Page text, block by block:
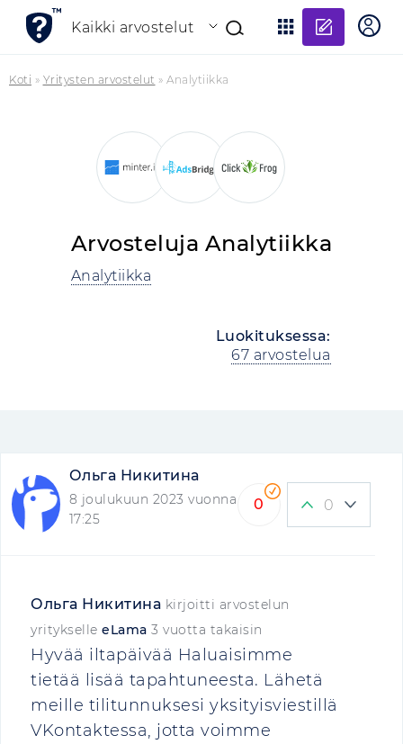
Kaikki arvostelut
Lisää
Koti » Yritysten arvostelut » Analytiikka
Arvosteluja Analytiikka
Analytiikka
Luokituksessa:
67 arvostelua
Ольга Никитина
8 joulukuun 2023 vuonna
17:25
0 0
Ольга Никитина kirjoitti arvostelun
yritykselle eLama 3 vuotta takaisin
Hyvää iltapäivää Haluaisimme
tietää lisää tapahtuneesta. Lähetä
meille tilitunnuksesi yksityisviestillä
VKontaktessa, jotta voimme